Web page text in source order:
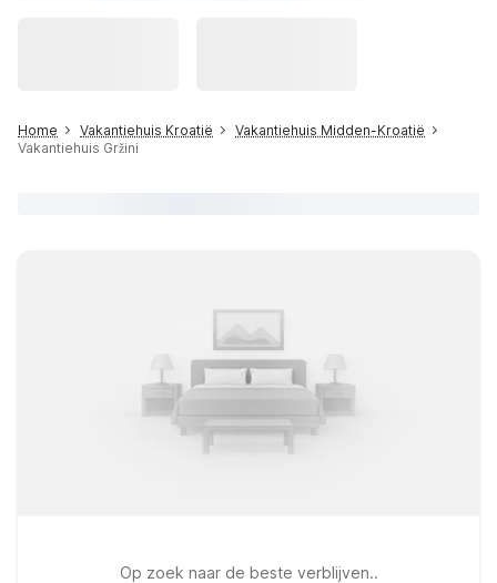
Home Vakantiehuis Kroatië
Vakantiehuis Midden-Kroatië
Vakantiehuis Gržini
Op zoek naar de beste verblijven..